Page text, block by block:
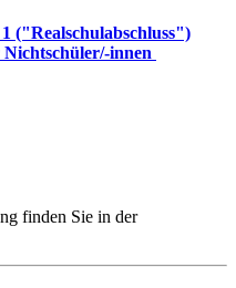
("Realschulabschluss")
innen
finden Sie in der